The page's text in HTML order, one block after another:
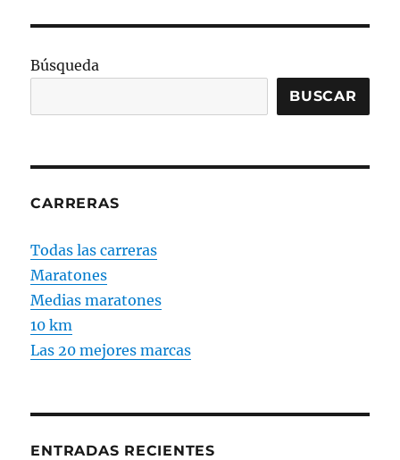
Búsqueda
BUSCAR
CARRERAS
Todas las carreras
Maratones
Medias maratones
10 km
Las 20 mejores marcas
ENTRADAS RECIENTES